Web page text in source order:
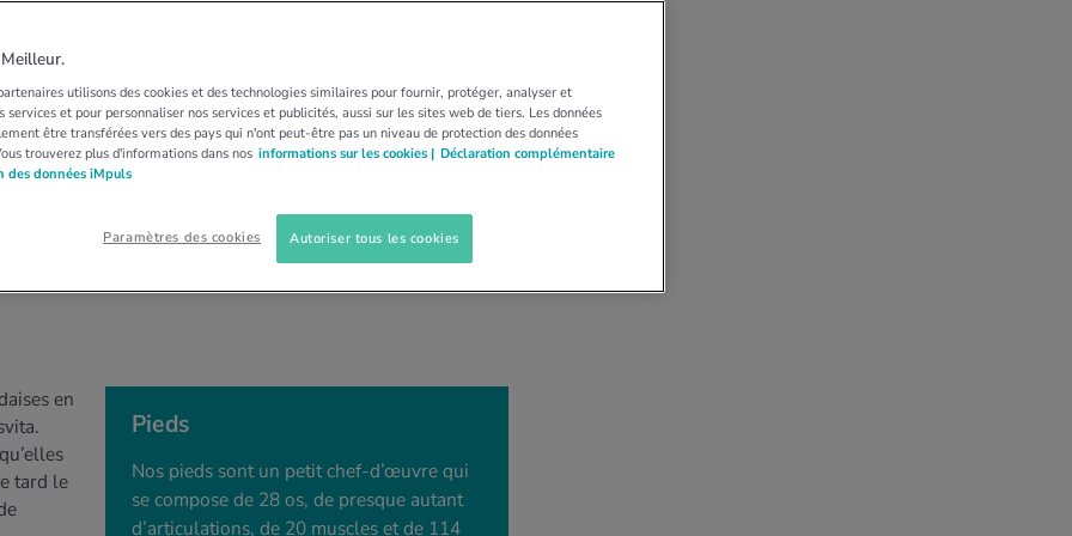
sortir des sentiers
cardiovasculaire apprécie et les
des copeaux de bois nécessite un certain
Pieds
Nos pieds sont un petit chef-d’œuvre qui
se compose de 28 os, de presque autant
d’articulations, de 20 muscles et de 114
en
tard le
utilisons des cookies et des technologies similaires pour fournir, protéger, analyser et
services et pour personnaliser nos services et publicités, aussi sur les sites web de tiers. Les données
être transférées vers des pays qui n'ont peut-être pas un niveau de protection des données
trouverez plus d'informations dans nos informations sur les cookies | Déclaration complémentaire
des données iMpuls
Paramètres des cookies Autoriser tous les cookies